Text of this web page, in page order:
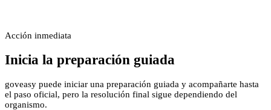
Acción inmediata
Inicia la preparación guiada
goveasy puede iniciar una preparación guiada y acompañarte hasta
el paso oficial, pero la resolución final sigue dependiendo del
organismo.